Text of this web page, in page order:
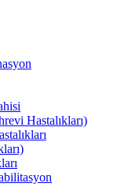
Hastalıkları)